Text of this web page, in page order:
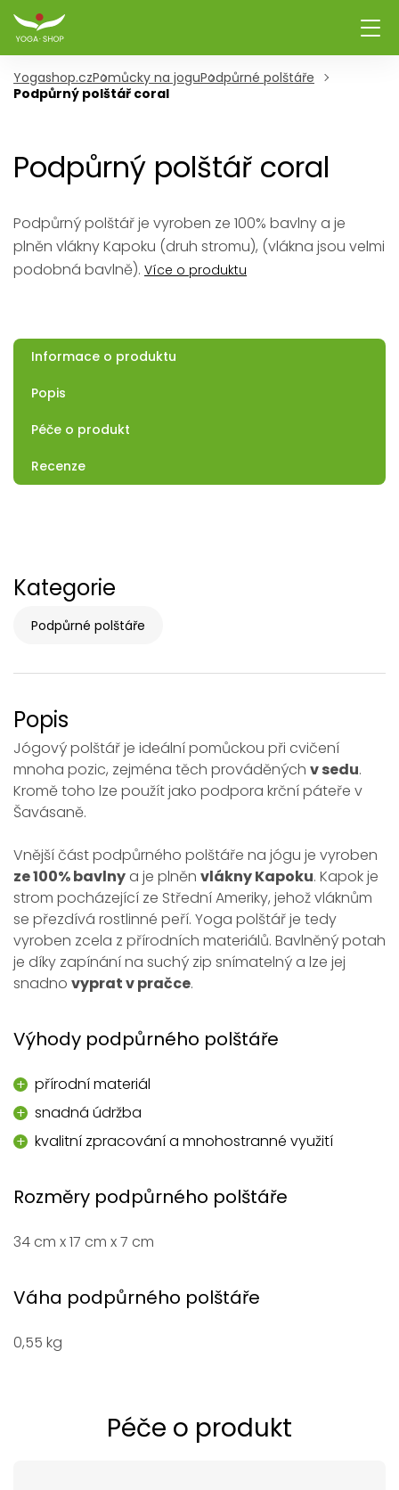
Yogashop.czPomůcky na joguPodpůrné polštáře
Podpůrný polštář coral
Podpůrný polštář coral
Podpůrný polštář je vyroben ze 100% bavlny a je
plněn vlákny Kapoku (druh stromu), (vlákna jsou velmi
podobná bavlně). Více o produktu
Informace o produktu
Popis
Péče o produkt
Recenze
Kategorie
Podpůrné polštáře
Popis
Jógový polštář je ideální pomůckou při cvičení
mnoha pozic, zejména těch prováděných v sedu.
Kromě toho lze použít jako podpora krční páteře v
Šavásaně.
Vnější část podpůrného polštáře na jógu je vyroben
ze 100% bavlny a je plněn vlákny Kapoku. Kapok je
strom pocházející ze Střední Ameriky, jehož vláknům
se přezdívá rostlinné peří. Yoga polštář je tedy
vyroben zcela z přírodních materiálů. Bavlněný potah
je díky zapínání na suchý zip snímatelný a lze jej
snadno vyprat v pračce.
Výhody podpůrného polštáře
přírodní materiál
snadná údržba
kvalitní zpracování a mnohostranné využití
Rozměry podpůrného polštáře
34 cm x 17 cm x 7 cm
Váha podpůrného polštáře
0,55 kg
Péče o produkt